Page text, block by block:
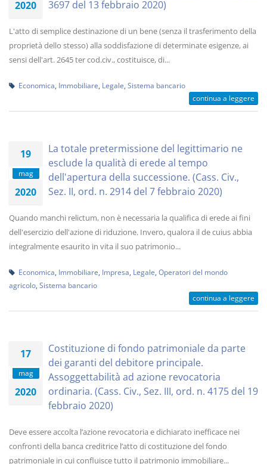
2020
3697 del 13 febbraio 2020)
L'atto di semplice destinazione di un bene (senza il trasferimento della
proprietà dello stesso) alla soddisfazione di determinate esigenze, ai
sensi dell'art. 2645 ter cod.civ., costituisce, di...
Economica Immobiliare Legale Sistema bancario
continua a leggere
19
mag
2020
La totale pretermissione del legittimario ne
esclude la qualità di erede al tempo
dell'apertura della successione. (Cass. Civ.,
Sez. II, ord. n. 2914 del 7 febbraio 2020)
Quando manchi relictum, non è necessaria la qualifica di erede ai fini
dell'esercizio dell'azione di riduzione. Invero, qualora il de cuius abbia
integralmente esaurito in vita il suo patrimonio...
Economica Immobiliare Impresa Legale Operatori del mondo
agricolo Sistema bancario
continua a leggere
17
mag
2020
Costituzione di fondo patrimoniale da parte
dei garanti del debitore principale.
Assoggettabilità ad azione revocatoria
ordinaria. (Cass. Civ., Sez. III, ord. n. 4175 del 19
febbraio 2020)
Deve essere accolta l’azione revocatoria e dichiarato inefficace nei
confronti della banca creditrice l’atto di costituzione del fondo
patrimoniale in cui confluisce tutto il patrimonio immobiliare...